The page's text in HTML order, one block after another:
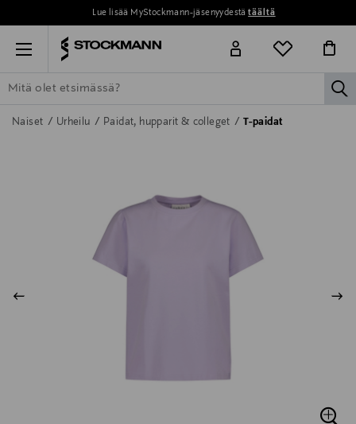
Lue lisää MyStockmann-jäsenyydestätäältä
Menu
ETSI KAIKKI NAISET MIEHET LAPSET KOTI
Naiset Urheilu Paidat, hupparit & colleget T-paidat